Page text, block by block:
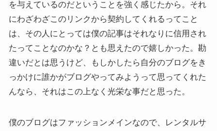
を与えているのだということを強く感じたから。それ
にわざわざこのリンクから契約してくれるってこと
は、その人にとっては僕の記事はそれなりに信用され
たってことなのかな？とも思えたので嬉しかった。勘
違いだとは思うけど、もしかしたら自分のブログをき
っかけに誰かがブログやってみようって思ってくれた
んなら、それはこの上なく光栄な事だと思った。
僕のブログはファッションメインなので、レンタルサ